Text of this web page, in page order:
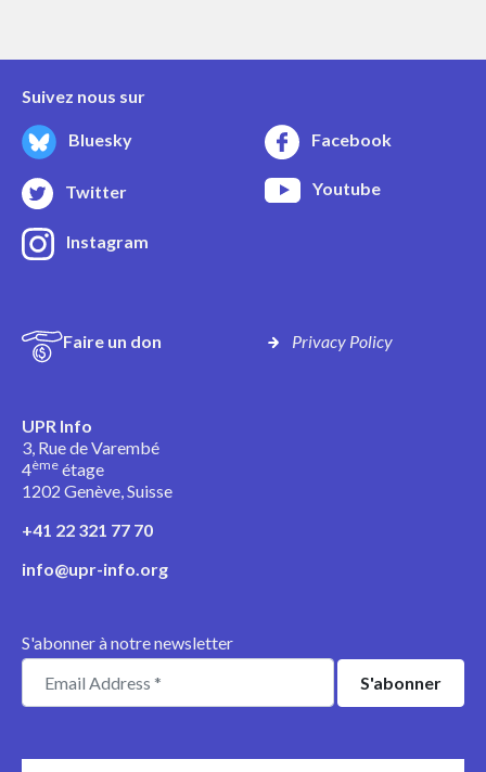
Suivez nous sur
Bluesky Facebook
Twitter Youtube
Instagram
Faire un don Privacy Policy
UPR Info
3, Rue de Varembé
4ème étage
1202 Genève, Suisse
+41 22 321 77 70
info@upr-info.org
S'abonner à notre newsletter